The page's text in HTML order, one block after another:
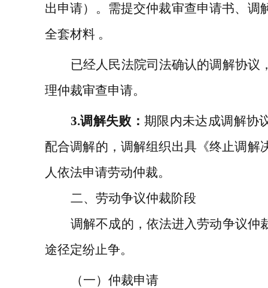
出申请）。需提交仲裁审查申请书、调
全套材料 。
已经人民法院司法确认的调解协议
理仲裁审查申请。
3.调解失败：期限内未达成调解协
配合调解的，调解组织出具《终止调解
人依法申请劳动仲裁。
二、劳动争议仲裁阶段
调解不成的，依法进入劳动争议仲
途径定纷止争。
（一）仲裁申请